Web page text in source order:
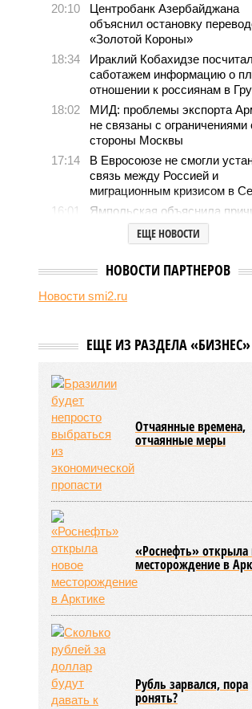
20:10
Центробанк Азербайджана
объяснил остановку
«Золотой Короны»
18:34
Ираклий Кобахидзе посчитал
саботажем информацию о
отношении к россиянам в
18:02
МИД: проблемы экспорта
не связаны с ограничениями
стороны Москвы
17:14
В Евросоюзе не смогли
связь между Россией и
миграционным кризисом в
16:01
Ямпольская объяснила
проблем с поступлением в
ведущие вузы страны
Россией спровоцировало
экономики Финляндии
платные места в вузах
ЕЩЕ НОВОСТИ
НОВОСТИ ПАРТНЕРОВ
Новости smi2.ru
Отчаянные времена,
«Роснефть» открыла
месторождение в
Рубль зарвался, пора